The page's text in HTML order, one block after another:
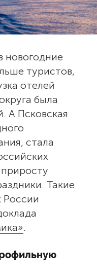
новогодние
туристов,
отелей
была
А Псковская
стала
Такие
России
.